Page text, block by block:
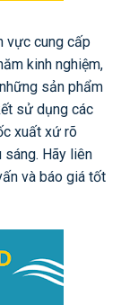
vực cung cấp
kinh nghiệm,
sản phẩm
sử dụng các
xuất xứ rõ
sáng. Hãy liên
và báo giá tốt